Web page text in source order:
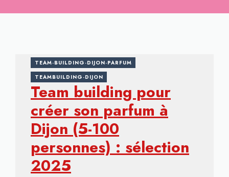
TEAM-BUILDING-DIJON-PARFUM
TEAMBUILDING-DIJON
Team building pour
créer son parfum à
Dijon (5-100
personnes) : sélection
2025